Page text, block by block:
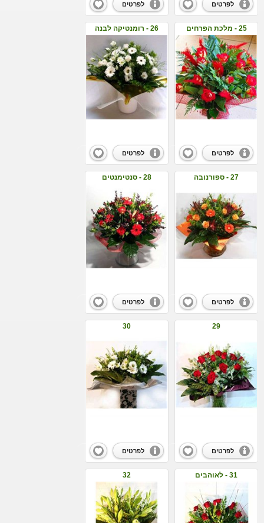
לפרטים לפרטים
25 - מלכת הפרחים
לפרטים
26 - רומנטיקה לבנה
לפרטים
27 - ספורנובה
לפרטים
28 - סנטימנטים
לפרטים
29
לפרטים
30
לפרטים
31 - לאוהבים 32